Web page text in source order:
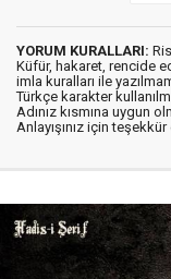
YORUM KURALLARI:
Küfür, hakaret, rencide
imla kuralları ile
Türkçe karakter
Adınız kısmına uygun
Anlayışınız için